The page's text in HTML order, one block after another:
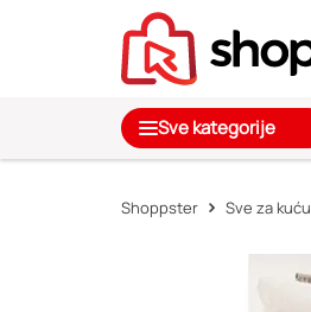
Sve kategorije
Shoppster Sve za kuću